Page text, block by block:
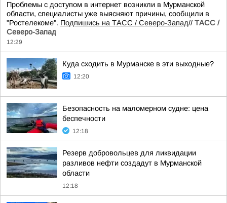
Проблемы с доступом в интернет возникли в Мурманской
области, специалисты уже выясняют причины, сообщили в
"Ростелекоме". Подпишись на ТАСС / Северо-Запад// ТАСС /
Северо-Запад
12:29
Куда сходить в Мурманске в эти выходные?
12:20
Безопасность на маломерном судне: цена
беспечности
12:18
Резерв добровольцев для ликвидации
разливов нефти создадут в Мурманской
области
12:18